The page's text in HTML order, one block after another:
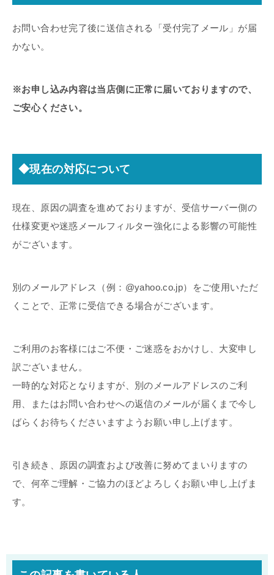
お問い合わせ完了後に送信される「受付完了メール」が届
かない。
※お申し込み内容は当店側に正常に届いておりますので、
ご安心ください。
◆現在の対応について
現在、原因の調査を進めておりますが、受信サーバー側の
仕様変更や迷惑メールフィルター強化による影響の可能性
がございます。
別のメールアドレス（例：@yahoo.co.jp）をご使用いただ
くことで、正常に受信できる場合がございます。
ご利用のお客様にはご不便・ご迷惑をおかけし、大変申し
訳ございません。
一時的な対応となりますが、別のメールアドレスのご利
用、またはお問い合わせへの返信のメールが届くまで今し
ばらくお待ちくださいますようお願い申し上げます。
引き続き、原因の調査および改善に努めてまいりますの
で、何卒ご理解・ご協力のほどよろしくお願い申し上げま
す。